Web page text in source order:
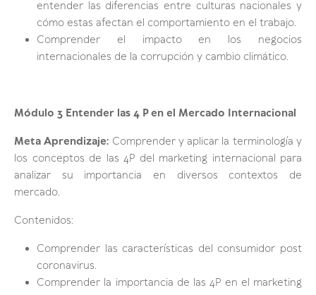
entender las diferencias entre culturas nacionales y
cómo estas afectan el comportamiento en el trabajo.
Comprender el impacto en los negocios
internacionales de la corrupción y cambio climático.
Módulo 3 Entender las 4 P en el Mercado Internacional
Meta Aprendizaje: Comprender y aplicar la terminología y
los conceptos de las 4P del marketing internacional para
analizar su importancia en diversos contextos de
mercado.
Contenidos:
Comprender las características del consumidor post
coronavirus.
Comprender la importancia de las 4P en el marketing